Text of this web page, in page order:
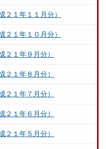
２１年１１月分）
２１年１０月分）
２１年９月分）
２１年８月分）
２１年７月分）
２１年６月分）
２１年５月分）